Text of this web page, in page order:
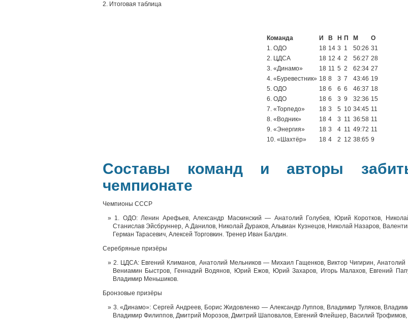
2. Итоговая таблица
Команда И В Н П М
О
1. ОДО
18 14 3 1 50:26 31
2. ЦДСА
18 12 4 2 56:27 28
3. «Динамо»
18 11 5 2 62:34 27
4. «Буревестник» 18 8 3 7 43:46 19
5. ОДО
18 6 6 6 46:37 18
6. ОДО
18 6 3 9 32:36 15
7. «Торпедо»
18 3 5 10 34:45 11
8. «Водник»
18 4 3 11 36:58 11
9. «Энергия»
18 3 4 11 49:72 11
10. «Шахтёр»
18 4 2 12 38:65 9
Составы команд и авторы
чемпионате
Чемпионы СССР
1. ОДО: Ленин Арефьев, Александр Маскинский — Анатолий Голубев, Юрий Коротков,
Станислав Эйсбруннер, А.Данилов, Николай Дураков, Альвиан Кузнецов, Николай Назаров,
Герман Тарасевич, Алексей Торговкин. Тренер Иван Балдин.
Серебряные призёры
2. ЦДСА: Евгений Климанов, Анатолий Мельников — Михаил Гащенков, Виктор Чигирин, Анатолий
Вениамин Быстров, Геннадий Водянов, Юрий Ежов, Юрий Захаров, Игорь Малахов, Евгений
Владимир Меньшиков.
Бронзовые призёры
3. «Динамо»: Сергей Андреев, Борис Жидовленко — Александр Луппов, Владимир Туляков,
Владимир Филиппов, Дмитрий Морозов, Дмитрий Шаповалов, Евгений Флейшер, Василий